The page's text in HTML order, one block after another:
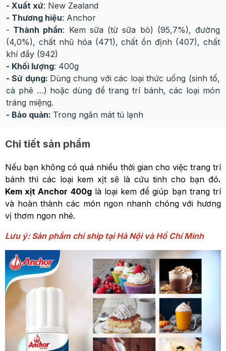
- Xuất xứ: New Zealand
- Thương hiệu: Anchor
- Thành phẩn: Kem sữa (từ sữa bò) (95,7%), đường
(4,0%), chất nhũ hóa (471), chất ổn định (407), chất
khí đẩy (942)
- Khối lượng: 400g
- Sử dụng: Dùng chung với các loại thức uống (sinh tố,
cà phê …) hoặc dùng để trang trí bánh, các loại món
tráng miệng.
- Bảo quản: Trong ngăn mát tủ lạnh
Chi tiết sản phẩm
Nếu bạn không có quá nhiều thời gian cho việc trang trí
bánh thì các loại kem xịt sẽ là cứu tinh cho bạn đó.
Kem xịt Anchor 400glà loại kem để giúp bạn trang trí
và hoàn thành các món ngon nhanh chóng với hương
vị thơm ngon nhé.
Lưu ý: Sản phẩm chỉ ship tại Hà Nội và Hồ Chí Minh